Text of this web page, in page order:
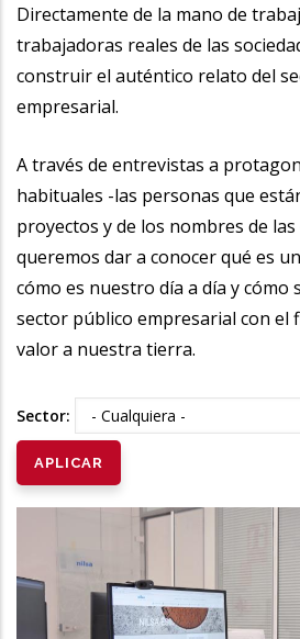
la
Directamente de la mano de
trabajadoras reales de las
construir el auténtico relato del
empresarial.
A través de entrevistas a
habituales -las personas que
proyectos y de los nombres de
queremos dar a conocer qué es
cómo es nuestro día a día y cómo
sector público empresarial con el
valor a nuestra tierra.
Sector: